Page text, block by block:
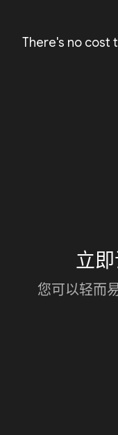
There's no cost
立
您可以轻而